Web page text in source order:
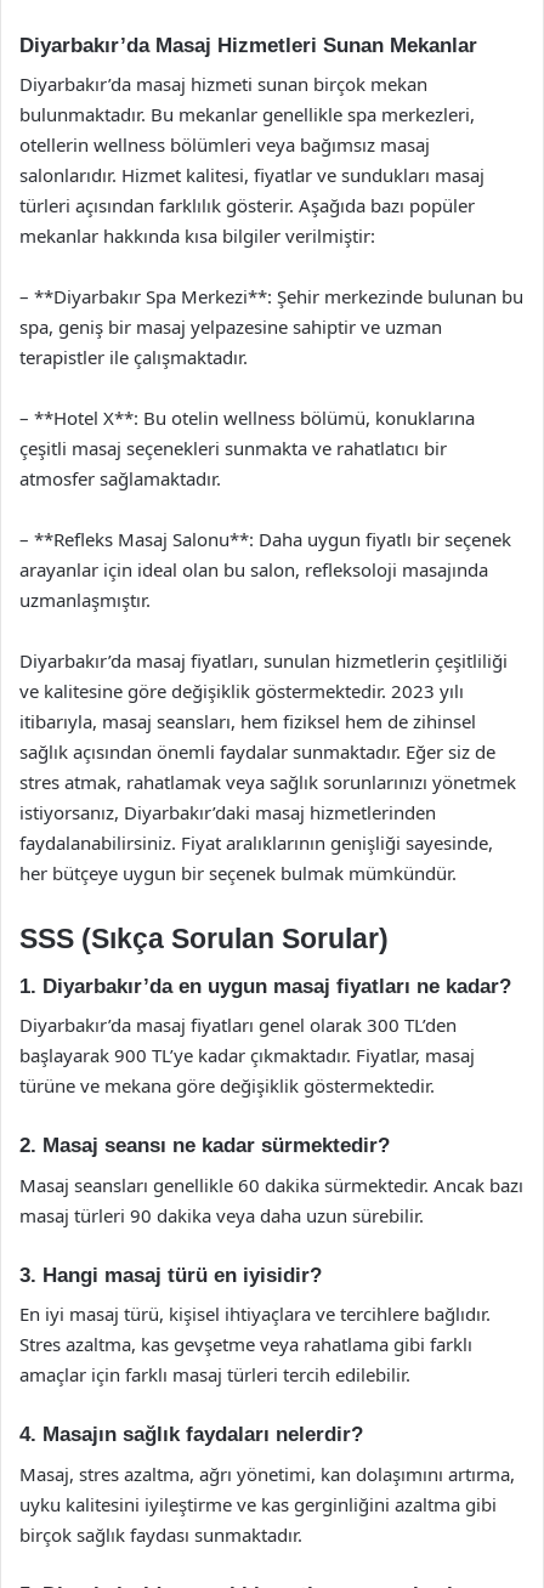
Diyarbakır’da Masaj Hizmetleri Sunan Mekanlar
Diyarbakır’da masaj hizmeti sunan birçok mekan
bulunmaktadır. Bu mekanlar genellikle spa merkezleri,
otellerin wellness bölümleri veya bağımsız masaj
salonlarıdır. Hizmet kalitesi, fiyatlar ve sundukları masaj
türleri açısından farklılık gösterir. Aşağıda bazı popüler
mekanlar hakkında kısa bilgiler verilmiştir:
– **Diyarbakır Spa Merkezi**: Şehir merkezinde bulunan bu
spa, geniş bir masaj yelpazesine sahiptir ve uzman
terapistler ile çalışmaktadır.
– **Hotel X**: Bu otelin wellness bölümü, konuklarına
çeşitli masaj seçenekleri sunmakta ve rahatlatıcı bir
atmosfer sağlamaktadır.
– **Refleks Masaj Salonu**: Daha uygun fiyatlı bir seçenek
arayanlar için ideal olan bu salon, refleksoloji masajında
uzmanlaşmıştır.
Diyarbakır’da masaj fiyatları, sunulan hizmetlerin çeşitliliği
ve kalitesine göre değişiklik göstermektedir. 2023 yılı
itibarıyla, masaj seansları, hem fiziksel hem de zihinsel
sağlık açısından önemli faydalar sunmaktadır. Eğer siz de
stres atmak, rahatlamak veya sağlık sorunlarınızı yönetmek
istiyorsanız, Diyarbakır’daki masaj hizmetlerinden
faydalanabilirsiniz. Fiyat aralıklarının genişliği sayesinde,
her bütçeye uygun bir seçenek bulmak mümkündür.
SSS (Sıkça Sorulan Sorular)
1. Diyarbakır’da en uygun masaj fiyatları ne kadar?
Diyarbakır’da masaj fiyatları genel olarak 300 TL’den
başlayarak 900 TL’ye kadar çıkmaktadır. Fiyatlar, masaj
türüne ve mekana göre değişiklik göstermektedir.
2. Masaj seansı ne kadar sürmektedir?
Masaj seansları genellikle 60 dakika sürmektedir. Ancak bazı
masaj türleri 90 dakika veya daha uzun sürebilir.
3. Hangi masaj türü en iyisidir?
En iyi masaj türü, kişisel ihtiyaçlara ve tercihlere bağlıdır.
Stres azaltma, kas gevşetme veya rahatlama gibi farklı
amaçlar için farklı masaj türleri tercih edilebilir.
4. Masajın sağlık faydaları nelerdir?
Masaj, stres azaltma, ağrı yönetimi, kan dolaşımını artırma,
uyku kalitesini iyileştirme ve kas gerginliğini azaltma gibi
birçok sağlık faydası sunmaktadır.